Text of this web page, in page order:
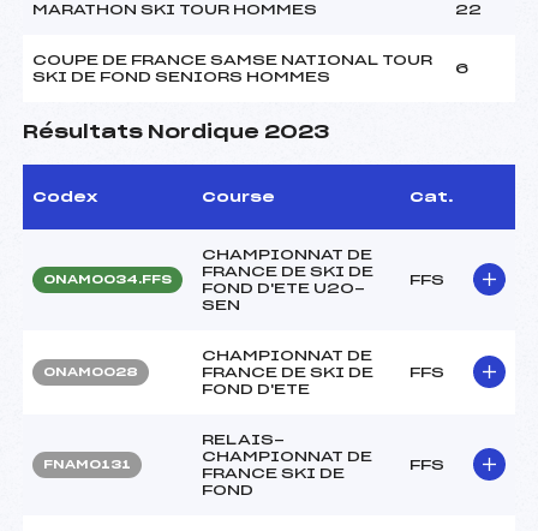
MARATHON SKI TOUR HOMMES 22
COUPE DE FRANCE SAMSE NATIONAL TOUR
SKI DE FOND SENIORS HOMMES
6
Résultats Nordique 2023
Codex Course Cat.
ONAM0034.FFS
CHAMPIONNAT DE
FRANCE DE SKI DE
FOND D'ETE U20-
SEN
FFS
ONAM0028
CHAMPIONNAT DE
FRANCE DE SKI DE
FOND D'ETE
FFS
FNAM0131
RELAIS-
CHAMPIONNAT DE
FRANCE SKI DE
FOND
FFS